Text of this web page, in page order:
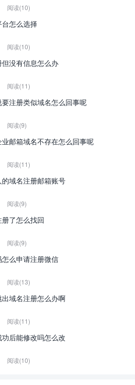
阅读(10)
怎么选择
阅读(10)
没有信息怎么办
阅读(11)
注册类似域名怎么回事呢
阅读(9)
邮箱域名不存在怎么回事呢
阅读(11)
域名注册邮箱账号
阅读(9)
了怎么找回
阅读(9)
么申请注册微信
阅读(13)
域名注册怎么办啊
阅读(11)
后能修改吗怎么改
阅读(10)